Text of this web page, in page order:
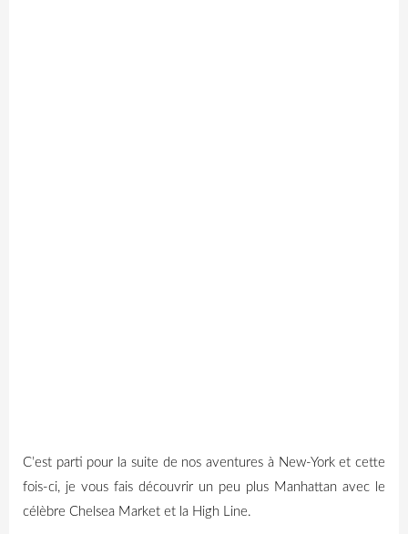
C’est parti pour la suite de nos aventures à New-York et cette
fois-ci, je vous fais découvrir un peu plus Manhattan avec le
célèbre Chelsea Market et la High Line.